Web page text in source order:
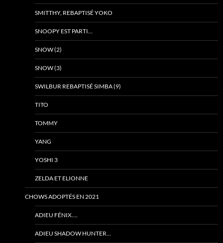
SMITTHY, REBAPTISÉ YOKO
SNOOPY EST PARTI…
SNOW (2)
SNOW (3)
SWILBUR REBAPTISÉ SIMBA (9)
TITO
TOMMY
YANG
YOSHI 3
ZELDA ET ELIONNE
CHOWS ADOPTÉS EN 2021
ADIEU FÉNIX….
ADIEU SHADOW HUNTER…